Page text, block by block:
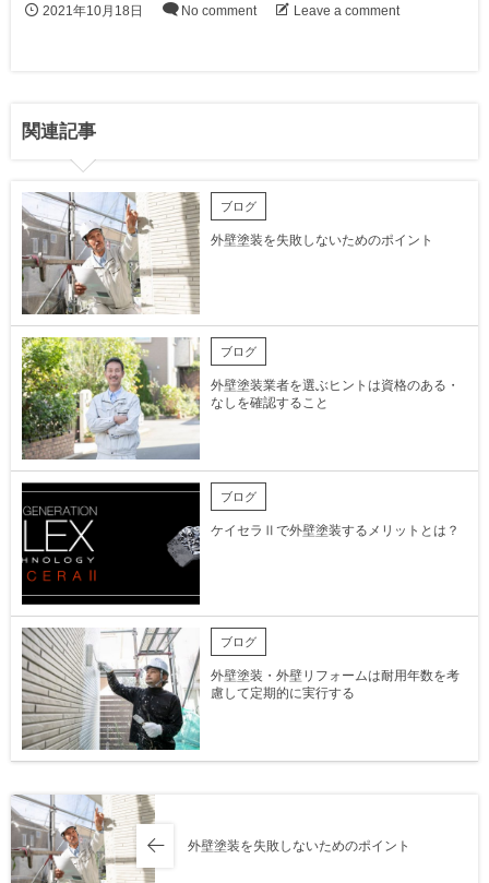
2021年10月18日 No comment Leave a comment
関連記事
ブログ
外壁塗装を失敗しないためのポイント
ブログ
外壁塗装業者を選ぶヒントは資格のある・
なしを確認すること
ブログ
ケイセラⅡで外壁塗装するメリットとは？
ブログ
外壁塗装・外壁リフォームは耐用年数を考
慮して定期的に実行する
外壁塗装を失敗しないためのポイント